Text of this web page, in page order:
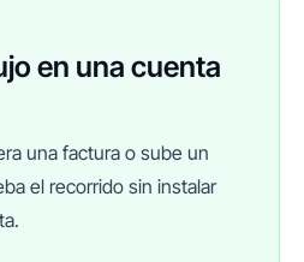
en una cuenta
una factura o sube un
el recorrido sin instalar